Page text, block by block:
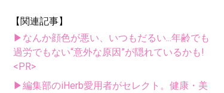
【関連記事】
▶なんか顔色が悪い、いつもだるい...年齢でも
過労でもない“意外な原因”が隠れているかも!
<PR>
▶編集部のiHerb愛用者がセレクト。健康・美